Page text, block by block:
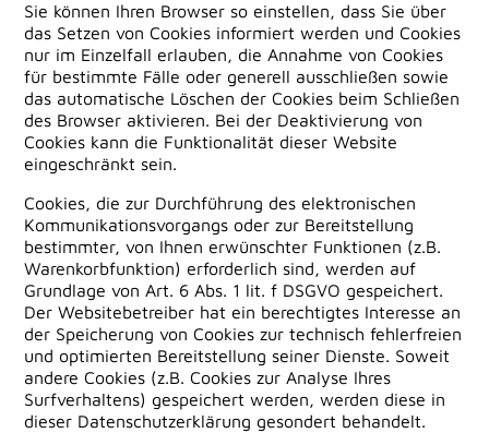
Sie können Ihren Browser so einstellen, dass Sie über
das Setzen von Cookies informiert werden und Cookies
nur im Einzelfall erlauben, die Annahme von Cookies
für bestimmte Fälle oder generell ausschließen sowie
das automatische Löschen der Cookies beim Schließen
des Browser aktivieren. Bei der Deaktivierung von
Cookies kann die Funktionalität dieser Website
eingeschränkt sein.
Cookies, die zur Durchführung des elektronischen
Kommunikationsvorgangs oder zur Bereitstellung
bestimmter, von Ihnen erwünschter Funktionen (z.B.
Warenkorbfunktion) erforderlich sind, werden auf
Grundlage von Art. 6 Abs. 1 lit. f DSGVO gespeichert.
Der Websitebetreiber hat ein berechtigtes Interesse an
der Speicherung von Cookies zur technisch fehlerfreien
und optimierten Bereitstellung seiner Dienste. Soweit
andere Cookies (z.B. Cookies zur Analyse Ihres
Surfverhaltens) gespeichert werden, werden diese in
dieser Datenschutzerklärung gesondert behandelt.